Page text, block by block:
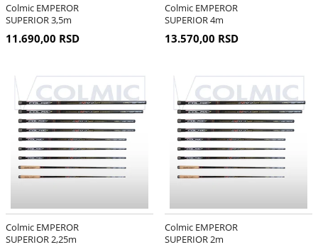
Colmic EMPEROR
SUPERIOR 3,5m
11.690,00 RSD
Colmic EMPEROR
SUPERIOR 4m
13.570,00 RSD
Colmic EMPEROR
SUPERIOR 2,25m
Colmic EMPEROR
SUPERIOR 2m